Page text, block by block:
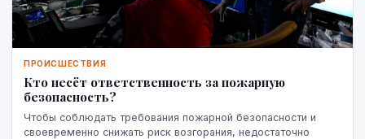
ПРОИСШЕСТВИЯ
Кто несёт ответственность за пожарную
безопасность?
Чтобы соблюдать требования пожарной безопасности и
своевременно снижать риск возгорания, недостаточно